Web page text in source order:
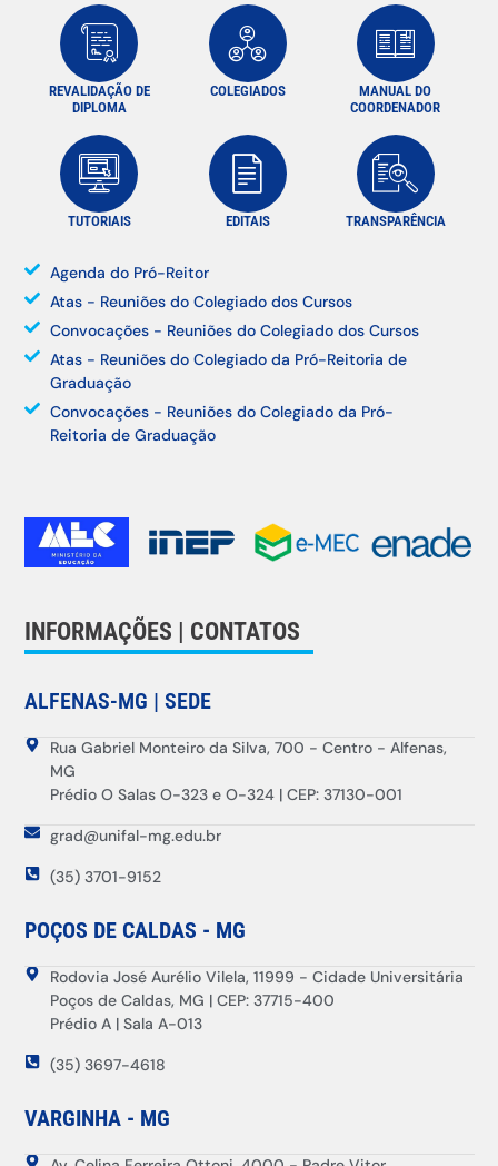
REVALIDAÇÃO DE
DIPLOMA
COLEGIADOS
MANUAL DO
COORDENADOR
TUTORIAIS EDITAIS TRANSPARÊNCIA
Agenda do Pró-Reitor
Atas - Reuniões do Colegiado dos Cursos
Convocações - Reuniões do Colegiado dos Cursos
Atas - Reuniões do Colegiado da Pró-Reitoria de
Graduação
Convocações - Reuniões do Colegiado da Pró-
Reitoria de Graduação
INFORMAÇÕES | CONTATOS
ALFENAS-MG | SEDE
Rua Gabriel Monteiro da Silva, 700 - Centro - Alfenas,
MG
Prédio O Salas O-323 e O-324 | CEP: 37130-001
grad@unifal-mg.edu.br
(35) 3701-9152
POÇOS DE CALDAS - MG
Rodovia José Aurélio Vilela, 11999 - Cidade Universitária
Poços de Caldas, MG | CEP: 37715-400
Prédio A | Sala A-013
(35) 3697-4618
VARGINHA - MG